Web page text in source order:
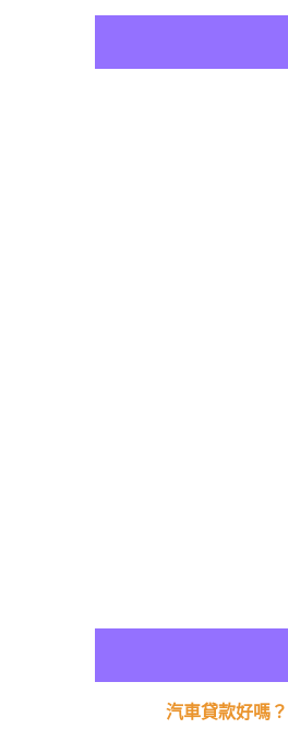
汽車貸款好嗎？